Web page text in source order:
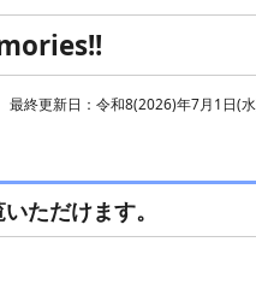
最終更新日：令和8(2026)年7月1日(
ただけます。